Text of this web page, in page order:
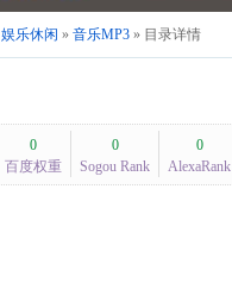
娱乐休闲 » 音乐MP3 » 目录详情
0
百度权重
0
Sogou Rank
0
AlexaRank